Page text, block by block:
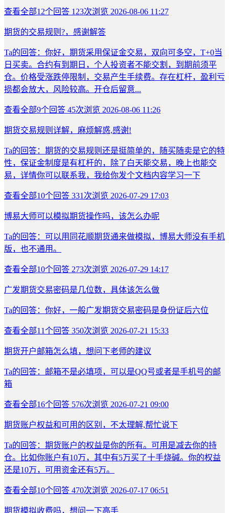
查看全部12个回答 123次浏览 2026-08-06 11:27
期货的交易规则?，感谢解答
Ta的回答：你好，期货采用保证金交易，双向可多空，T+0当
日买卖。合约有到期日，个人投资者不能交割，到期前须平
仓。价格受涨跌停限制，交易产生手续费。存在杠杆，盈利亏
损都会放大，风险较高。开仓后留意...
查看全部9个回答 45次浏览 2026-08-06 11:26
期货交易规则详解，麻烦解惑,感谢!
Ta的回答：期货的交易规则还是挺简单的，随买随卖是它的特
性，保证金制度是有杠杆的，除了白天能交易，晚上也能交
易，详情你可以联系我，我给你发个文档内容学习一下
查看全部10个回答 331次浏览 2026-07-29 17:03
博易大师可以模拟期货操作吗，该怎么办呢
Ta的回答：可以用同花顺期货通来做模拟，博易大师没有手机
版，也不通用。
查看全部10个回答 273次浏览 2026-07-29 14:17
广发期货交易密码是几位数，具体该怎么做
Ta的回答：你好，一般广发期货交易密码是身份证后六位
查看全部11个回答 350次浏览 2026-07-21 15:33
期货开户邮箱怎么填，想问下老师的建议
Ta的回答：邮箱不是必填项，可以是QQ号或者是手机号的邮
箱
查看全部16个回答 576次浏览 2026-07-21 09:00
期货账户权益和可用的区别，不太理解,帮忙说下
Ta的回答：期货账户的权益是你的所有。可用是减去你的持
仓。比如你账户有10万，其中有5万买了十手烧碱。你的权益
还是10万，可用资金还有5万。
查看全部10个回答 470次浏览 2026-07-17 06:51
期货模拟收费吗，想问一下高手